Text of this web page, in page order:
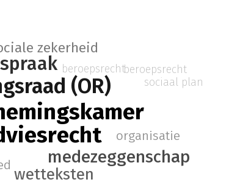
(OR)
medezeggenschap
wetteksten
zekerheid
organisatie
beroepsrechtberoepsrecht
sociaal plan